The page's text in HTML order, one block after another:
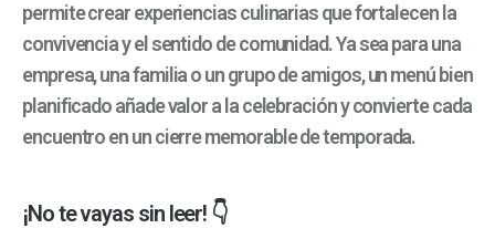
permite crear experiencias culinarias que fortalecen la
convivencia y el sentido de comunidad. Ya sea para una
empresa, una familia o un grupo de amigos, un menú bien
planificado añade valor a la celebración y convierte cada
encuentro en un cierre memorable de temporada.
¡No te vayas sin leer! 👇